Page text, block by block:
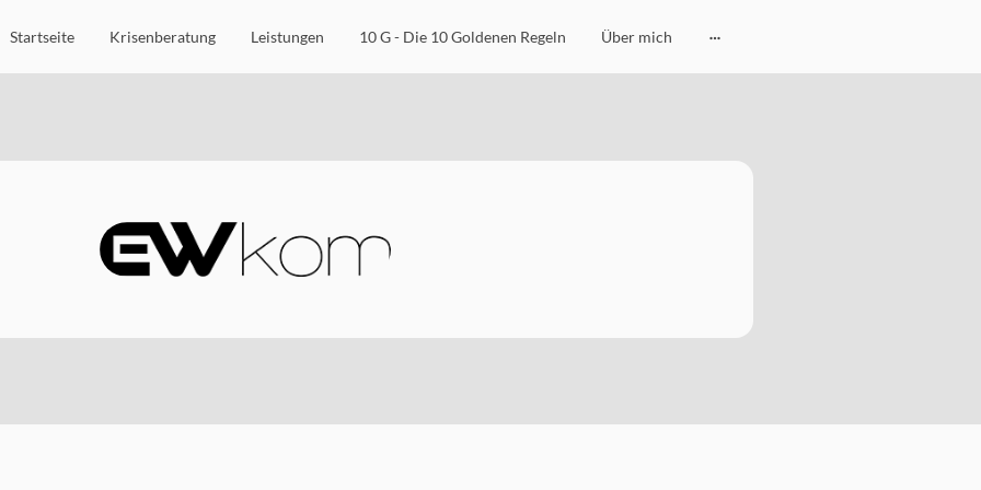
Startseite Krisenberatung Leistungen 10 G - Die 10 Goldenen Regeln Über mich